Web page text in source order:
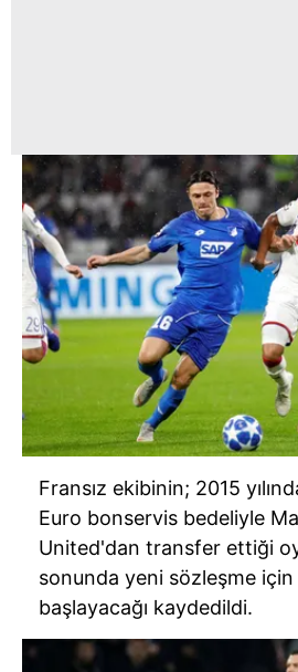
Fransız ekibinin; 2015
Euro bonservis bedeliyle
United'dan transfer ettiği
sonunda yeni sözleşme
başlayacağı kaydedildi.